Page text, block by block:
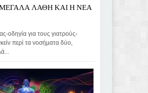
ΜΕΓΑΛΑ ΛΑΘΗ ΚΑΙ Η ΝΕΑ
οδηγία για τους γιατρούς-
περί τα νοσήματα δύο,